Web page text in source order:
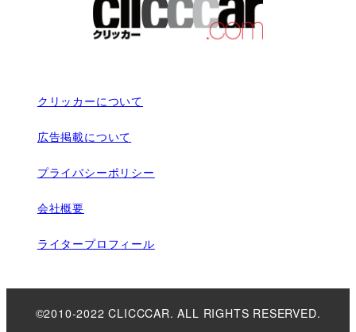
クリッカーについて
広告掲載について
プライバシーポリシー
会社概要
ライタープロフィール
©2010-2022 CLICCCAR. ALL RIGHTS RESERVED.